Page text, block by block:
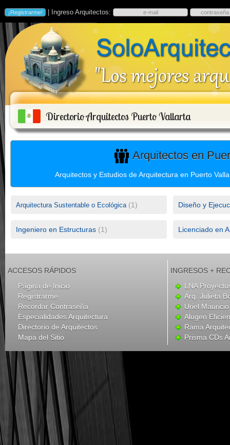
| Ingreso Arquitectos:
Directorio Arquitectos Puerto Vallarta
Arquitectos en
Arquitectos y Estudios de Arquitectura en Puerto
Arquitectura Sustentable o Ecológica (1) Diseño y
Ingeniero en Estructuras (1) Licenciado en
ACCESOS RÁPIDOS
Página de Inicio
Registrarme
Recordar Contraseña
Especialidades Arquitectura
Directorio de Arquitectos
Mapa del Sitio
INGRESOS +
LNA
Arq. Julieta
Uriel
Alugen
Rama
Prisma CDs